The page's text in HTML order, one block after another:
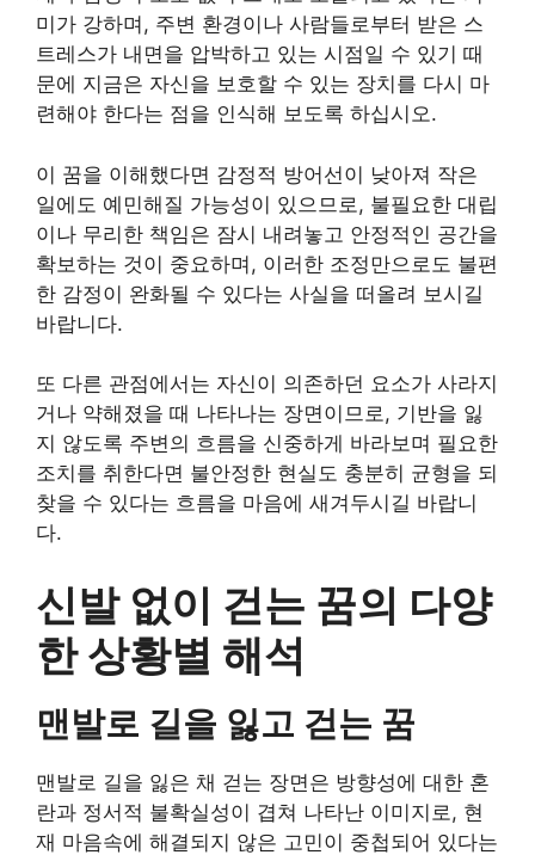
미가 강하며, 주변 환경이나 사람들로부터 받은 스
트레스가 내면을 압박하고 있는 시점일 수 있기 때
문에 지금은 자신을 보호할 수 있는 장치를 다시 마
련해야 한다는 점을 인식해 보도록 하십시오.
이 꿈을 이해했다면 감정적 방어선이 낮아져 작은
일에도 예민해질 가능성이 있으므로, 불필요한 대립
이나 무리한 책임은 잠시 내려놓고 안정적인 공간을
확보하는 것이 중요하며, 이러한 조정만으로도 불편
한 감정이 완화될 수 있다는 사실을 떠올려 보시길
바랍니다.
또 다른 관점에서는 자신이 의존하던 요소가 사라지
거나 약해졌을 때 나타나는 장면이므로, 기반을 잃
지 않도록 주변의 흐름을 신중하게 바라보며 필요한
조치를 취한다면 불안정한 현실도 충분히 균형을 되
찾을 수 있다는 흐름을 마음에 새겨두시길 바랍니
다.
신발 없이 걷는 꿈의 다양
한 상황별 해석
맨발로 길을 잃고 걷는 꿈
맨발로 길을 잃은 채 걷는 장면은 방향성에 대한 혼
란과 정서적 불확실성이 겹쳐 나타난 이미지로, 현
재 마음속에 해결되지 않은 고민이 중첩되어 있다는